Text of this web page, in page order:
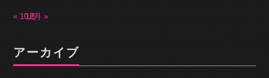
« 10月12月 »
アーカイブ